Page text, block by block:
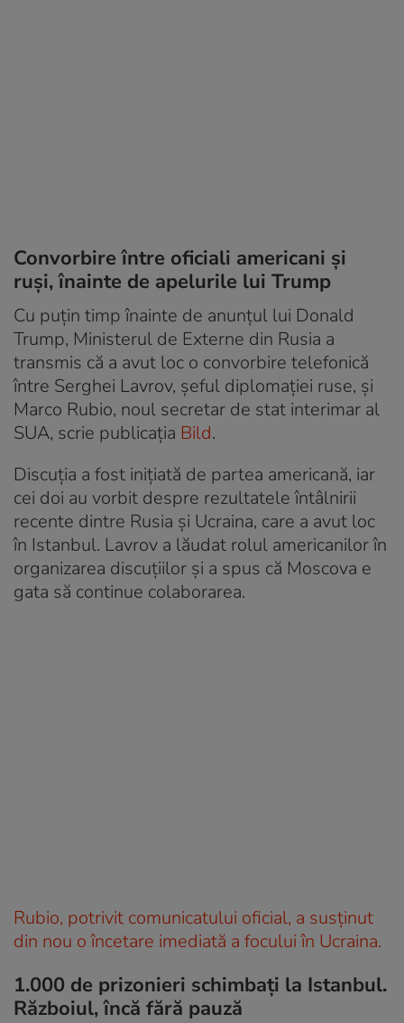
Convorbire între oficiali americani și
ruși, înainte de apelurile lui Trump
Cu puțin timp înainte de anunțul lui Donald
Trump, Ministerul de Externe din Rusia a
transmis că a avut loc o convorbire telefonică
între Serghei Lavrov, șeful diplomației ruse, și
Marco Rubio, noul secretar de stat interimar al
SUA, scrie publicația Bild.
Discuția a fost inițiată de partea americană, iar
cei doi au vorbit despre rezultatele întâlnirii
recente dintre Rusia și Ucraina, care a avut loc
în Istanbul. Lavrov a lăudat rolul americanilor în
organizarea discuțiilor și a spus că Moscova e
gata să continue colaborarea.
Rubio, potrivit comunicatului oficial, a susținut
din nou o încetare imediată a focului în Ucraina.
1.000 de prizonieri schimbați la Istanbul.
Războiul, încă fără pauză